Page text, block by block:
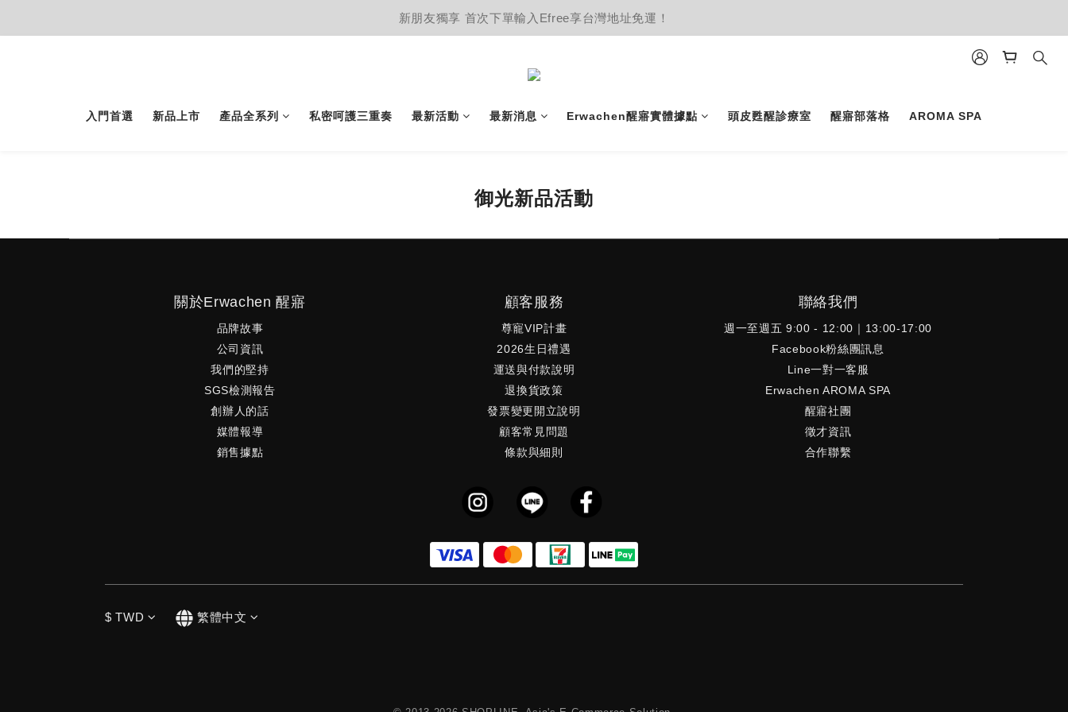
新朋友獨享 首次下單輸入Efree享台灣地址免運！
入門首選 新品上市 產品全系列 私密呵護三重奏 最新活動 最新消息 Erwachen醒寤實體據點 頭皮甦醒診療室 醒寤部落格 AROMA SPA
御光新品活動
關於Erwachen 醒寤
品牌故事
公司資訊
我們的堅持
SGS檢測報告
創辦人的話
媒體報導
銷售據點
顧客服務
尊寵VIP計畫
2026生日禮遇
運送與付款說明
退換貨政策
發票變更開立說明
顧客常見問題
條款與細則
聯絡我們
週一至週五 9:00 - 12:00｜13:00-17:00
Facebook粉絲團訊息
Line一對一客服
Erwachen AROMA SPA
醒寤社團
徵才資訊
合作聯繫
$ TWD 繁體中文